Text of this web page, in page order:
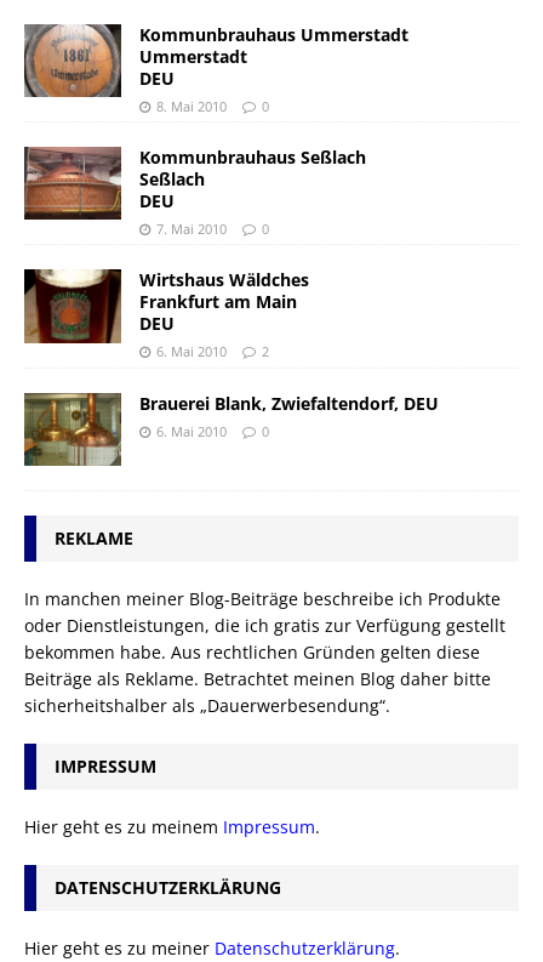
Kommunbrauhaus Ummerstadt
Ummerstadt
DEU
8. Mai 2010 0
Kommunbrauhaus Seßlach
Seßlach
DEU
7. Mai 2010 0
Wirtshaus Wäldches
Frankfurt am Main
DEU
6. Mai 2010 2
Brauerei Blank, Zwiefaltendorf, DEU
6. Mai 2010 0
REKLAME
In manchen meiner Blog-Beiträge beschreibe ich Produkte
oder Dienstleistungen, die ich gratis zur Verfügung gestellt
bekommen habe. Aus rechtlichen Gründen gelten diese
Beiträge als Reklame. Betrachtet meinen Blog daher bitte
sicherheitshalber als „Dauerwerbesendung“.
IMPRESSUM
Hier geht es zu meinem Impressum.
DATENSCHUTZERKLÄRUNG
Hier geht es zu meiner Datenschutzerklärung.